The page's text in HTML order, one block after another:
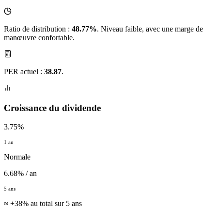
Ratio de distribution : 48.77%. Niveau faible, avec une marge de
manœuvre confortable.
PER actuel : 38.87.
Croissance du dividende
3.75%
1 an
Normale
6.68% / an
5 ans
≈ +38% au total sur 5 ans